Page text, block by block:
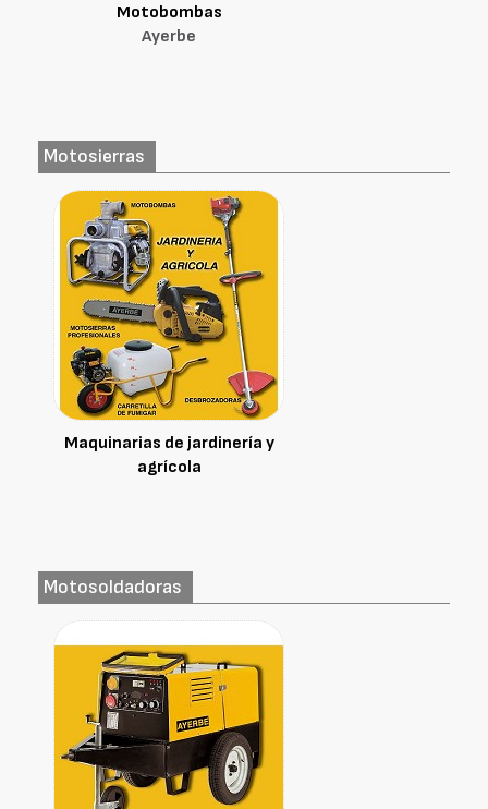
Motobombas
Ayerbe
Motosierras
Maquinarias de jardinería y
agrícola
Motosoldadoras